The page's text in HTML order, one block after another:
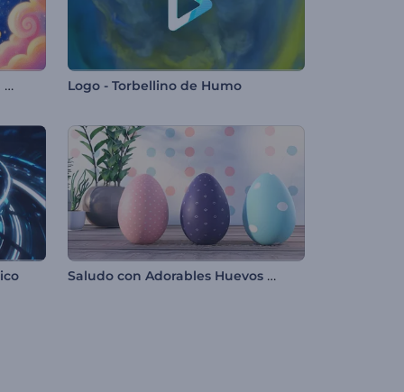
Introducción cohete espacial animado Logo - Torbellino de Humo
Saludo con Adorables Huevos de Pascua